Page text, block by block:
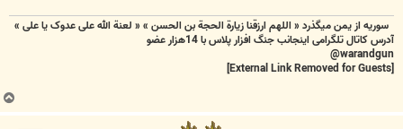
سوریه از یمن میگذرد « اللهم ارزقنا زيارة الحجة بن الحسن » « لعنة الله علی عدوک یا علی »
آدرس کاتال تلگرامی اینجانب جنگ افزار پلاس با 14هزار عضو
warandgun@
ب
ا